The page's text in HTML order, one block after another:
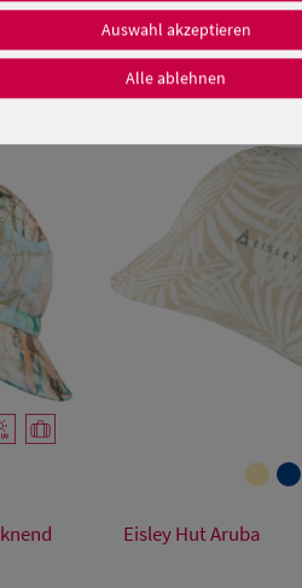
Eisley Hut Aruba
Auswahl akzeptieren
Alle ablehnen